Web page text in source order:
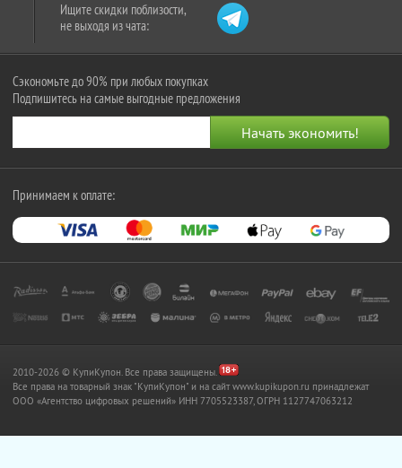
Ищите скидки поблизости,
не выходя из чата:
Сэкономьте до 90% при любых покупках
Подпишитесь на самые выгодные предложения
Принимаем к оплате:
2010-2026 © КупиКупон. Все права защищены.
Все права на товарный знак "КупиКупон" и на сайт www.kupikupon.ru принадлежат
OOO «Агентство цифровых решений» ИНН 7705523387, ОГРН 1127747063212